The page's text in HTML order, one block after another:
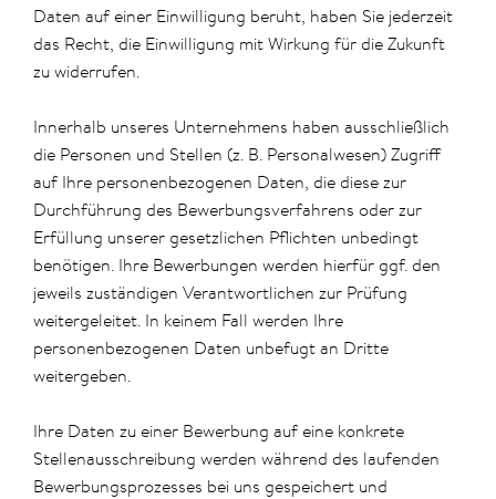
Daten auf einer Einwilligung beruht, haben Sie jederzeit
das Recht, die Einwilligung mit Wirkung für die Zukunft
zu widerrufen.
Innerhalb unseres Unternehmens haben ausschließlich
die Personen und Stellen (z. B. Personalwesen) Zugriff
auf Ihre personenbezogenen Daten, die diese zur
Durchführung des Bewerbungsverfahrens oder zur
Erfüllung unserer gesetzlichen Pflichten unbedingt
benötigen. Ihre Bewerbungen werden hierfür ggf. den
jeweils zuständigen Verantwortlichen zur Prüfung
weitergeleitet. In keinem Fall werden Ihre
personenbezogenen Daten unbefugt an Dritte
weitergeben.
Ihre Daten zu einer Bewerbung auf eine konkrete
Stellenausschreibung werden während des laufenden
Bewerbungsprozesses bei uns gespeichert und